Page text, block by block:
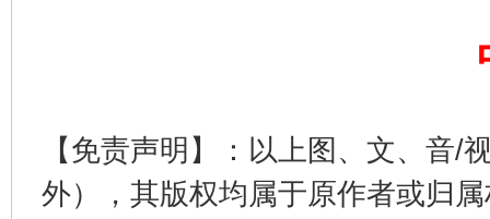
【免责声明】：以上图、文、音/
外），其版权均属于原作者或归